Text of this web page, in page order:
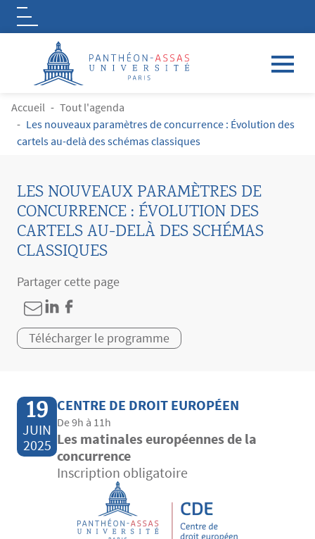
Aller au contenu principal
Logo
FIL D'ARIANE
Accueil
Tout l'agenda
Les nouveaux paramètres de concurrence : Évolution des
cartels au-delà des schémas classiques
LES NOUVEAUX PARAMÈTRES DE
CONCURRENCE : ÉVOLUTION DES
CARTELS AU-DELÀ DES SCHÉMAS
CLASSIQUES
Partager cette page
Télécharger le programme
19
JUIN
2025
CENTRE DE DROIT EUROPÉEN
De 9h à 11h
Les matinales européennes de la
concurrence
Inscription obligatoire